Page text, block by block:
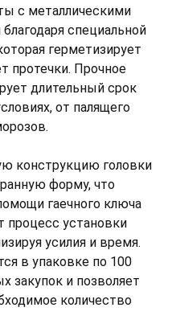
с металлическими
специальной
герметизирует
протечки. Прочное
длительный срок
от палящего
конструкцию головки
форму, что
гаечного ключа
процесс установки
усилия и время.
в упаковке по 100
закупок и позволяет
количество